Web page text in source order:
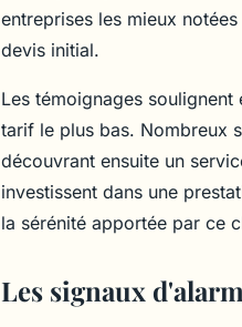
entreprises les mieux
devis initial.
Les témoignages
tarif le plus bas. Nombreux
découvrant ensuite un
investissent dans une
la sérénité apportée par ce
Les signaux